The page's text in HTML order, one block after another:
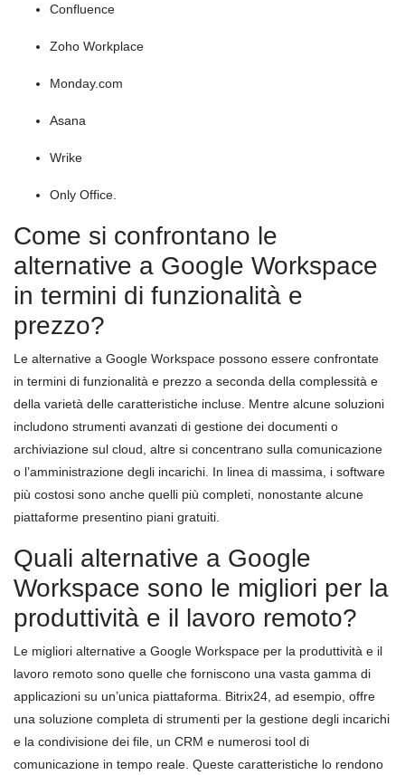
Confluence
Zoho Workplace
Monday.com
Asana
Wrike
Only Office.
Come si confrontano le
alternative a Google Workspace
in termini di funzionalità e
prezzo?
Le alternative a Google Workspace possono essere confrontate
in termini di funzionalità e prezzo a seconda della complessità e
della varietà delle caratteristiche incluse. Mentre alcune soluzioni
includono strumenti avanzati di gestione dei documenti o
archiviazione sul cloud, altre si concentrano sulla comunicazione
o l’amministrazione degli incarichi. In linea di massima, i software
più costosi sono anche quelli più completi, nonostante alcune
piattaforme presentino piani gratuiti.
Quali alternative a Google
Workspace sono le migliori per la
produttività e il lavoro remoto?
Le migliori alternative a Google Workspace per la produttività e il
lavoro remoto sono quelle che forniscono una vasta gamma di
applicazioni su un’unica piattaforma. Bitrix24, ad esempio, offre
una soluzione completa di strumenti per la gestione degli incarichi
e la condivisione dei file, un CRM e numerosi tool di
comunicazione in tempo reale. Queste caratteristiche lo rendono